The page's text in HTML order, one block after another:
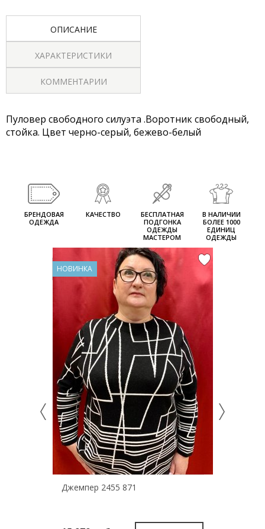
ОПИСАНИЕ
ХАРАКТЕРИСТИКИ
КОММЕНТАРИИ
Пуловер свободного силуэта .Воротник свободный,
стойка. Цвет черно-серый, бежево-белый
БРЕНДОВАЯ
ОДЕЖДА
КАЧЕСТВО
БЕСПЛАТНАЯ
ПОДГОНКА
ОДЕЖДЫ
МАСТЕРОМ
В НАЛИЧИИ
БОЛЕЕ 1000
ЕДИНИЦ
ОДЕЖДЫ
НОВИНКА
Джемпер 2455 871